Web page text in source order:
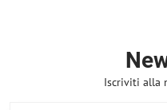
Iscriviti alla